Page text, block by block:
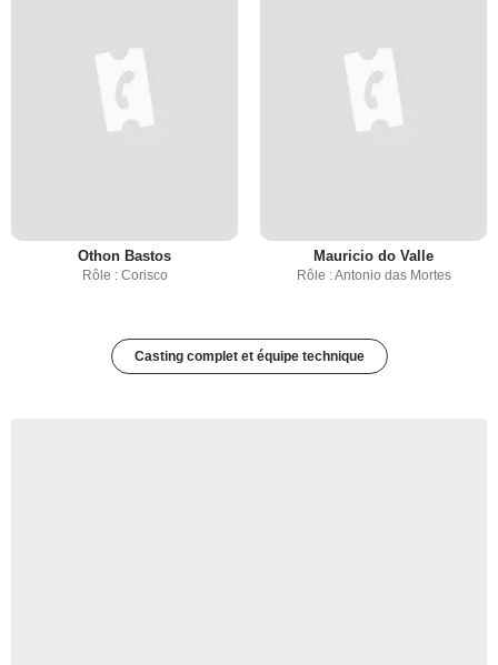
Othon Bastos
Rôle : Corisco
Mauricio do Valle
Rôle : Antonio das Mortes
Casting complet et équipe technique